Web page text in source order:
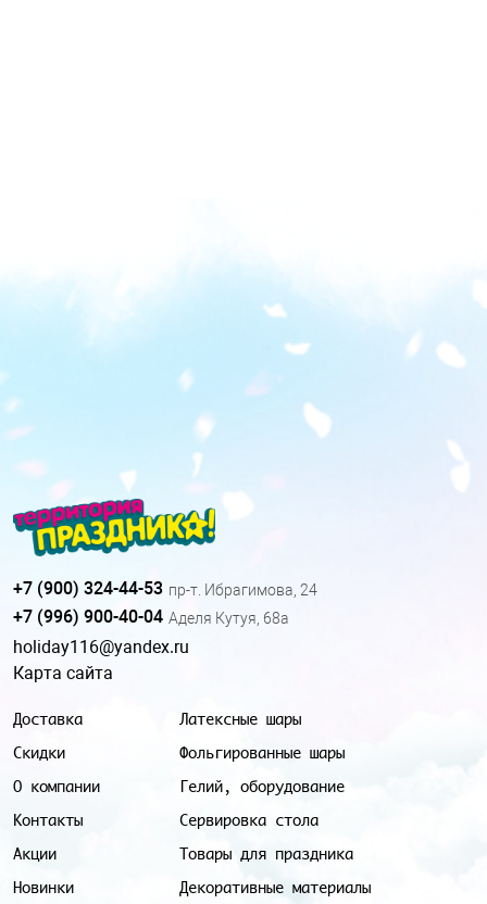
Доставка
Скидки
О компании
Контакты
Акции
Новинки
Латексные шары
Фольгированные шары
Гелий, оборудование
Сервировка стола
Товары для праздника
Декоративные материалы
+7 (900) 324-44-53 пр-т. Ибрагимова, 24
+7 (996) 900-40-04 Аделя Кутуя, 68а
holiday116@yandex.ru
Карта сайта